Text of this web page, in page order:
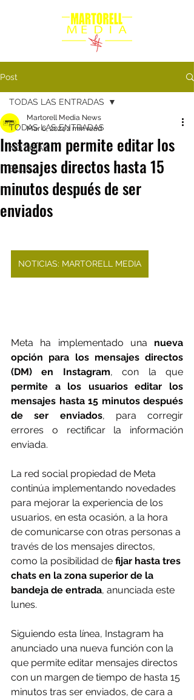
Post
TODAS LAS ENTRADAS
NOTICIAS
BLOG
TODAS LAS ENTRADAS
Instagram permite editar los
mensajes directos hasta 15
minutos después de ser
enviados
Martorell Media News
Mar 6, 20242 min read
NOTICIAS: MARTORELL MEDIA
Meta ha implementado una nueva
opción para los mensajes directos
(DM) en Instagram
permite a los usuarios editar los
mensajes hasta 15 minutos después
de ser enviados, para corregir
errores o rectificar la información
enviada.
La red social propiedad de Meta
continúa implementando novedades
para mejorar la experiencia de los
usuarios, en esta ocasión, a la hora
de comunicarse con otras personas a
través de los mensajes directos,
como la posibilidad de fijar hasta tres
chats en la zona superior de la
bandeja de entrada, anunciada este
lunes.
Siguiendo esta línea, Instagram ha
anunciado una nueva función con la
que permite editar mensajes directos
con un margen de tiempo de hasta 15
minutos tras ser enviados, de cara a